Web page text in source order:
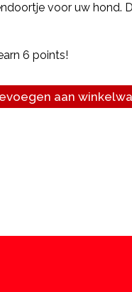
voor uw hond.
6 points!
aan